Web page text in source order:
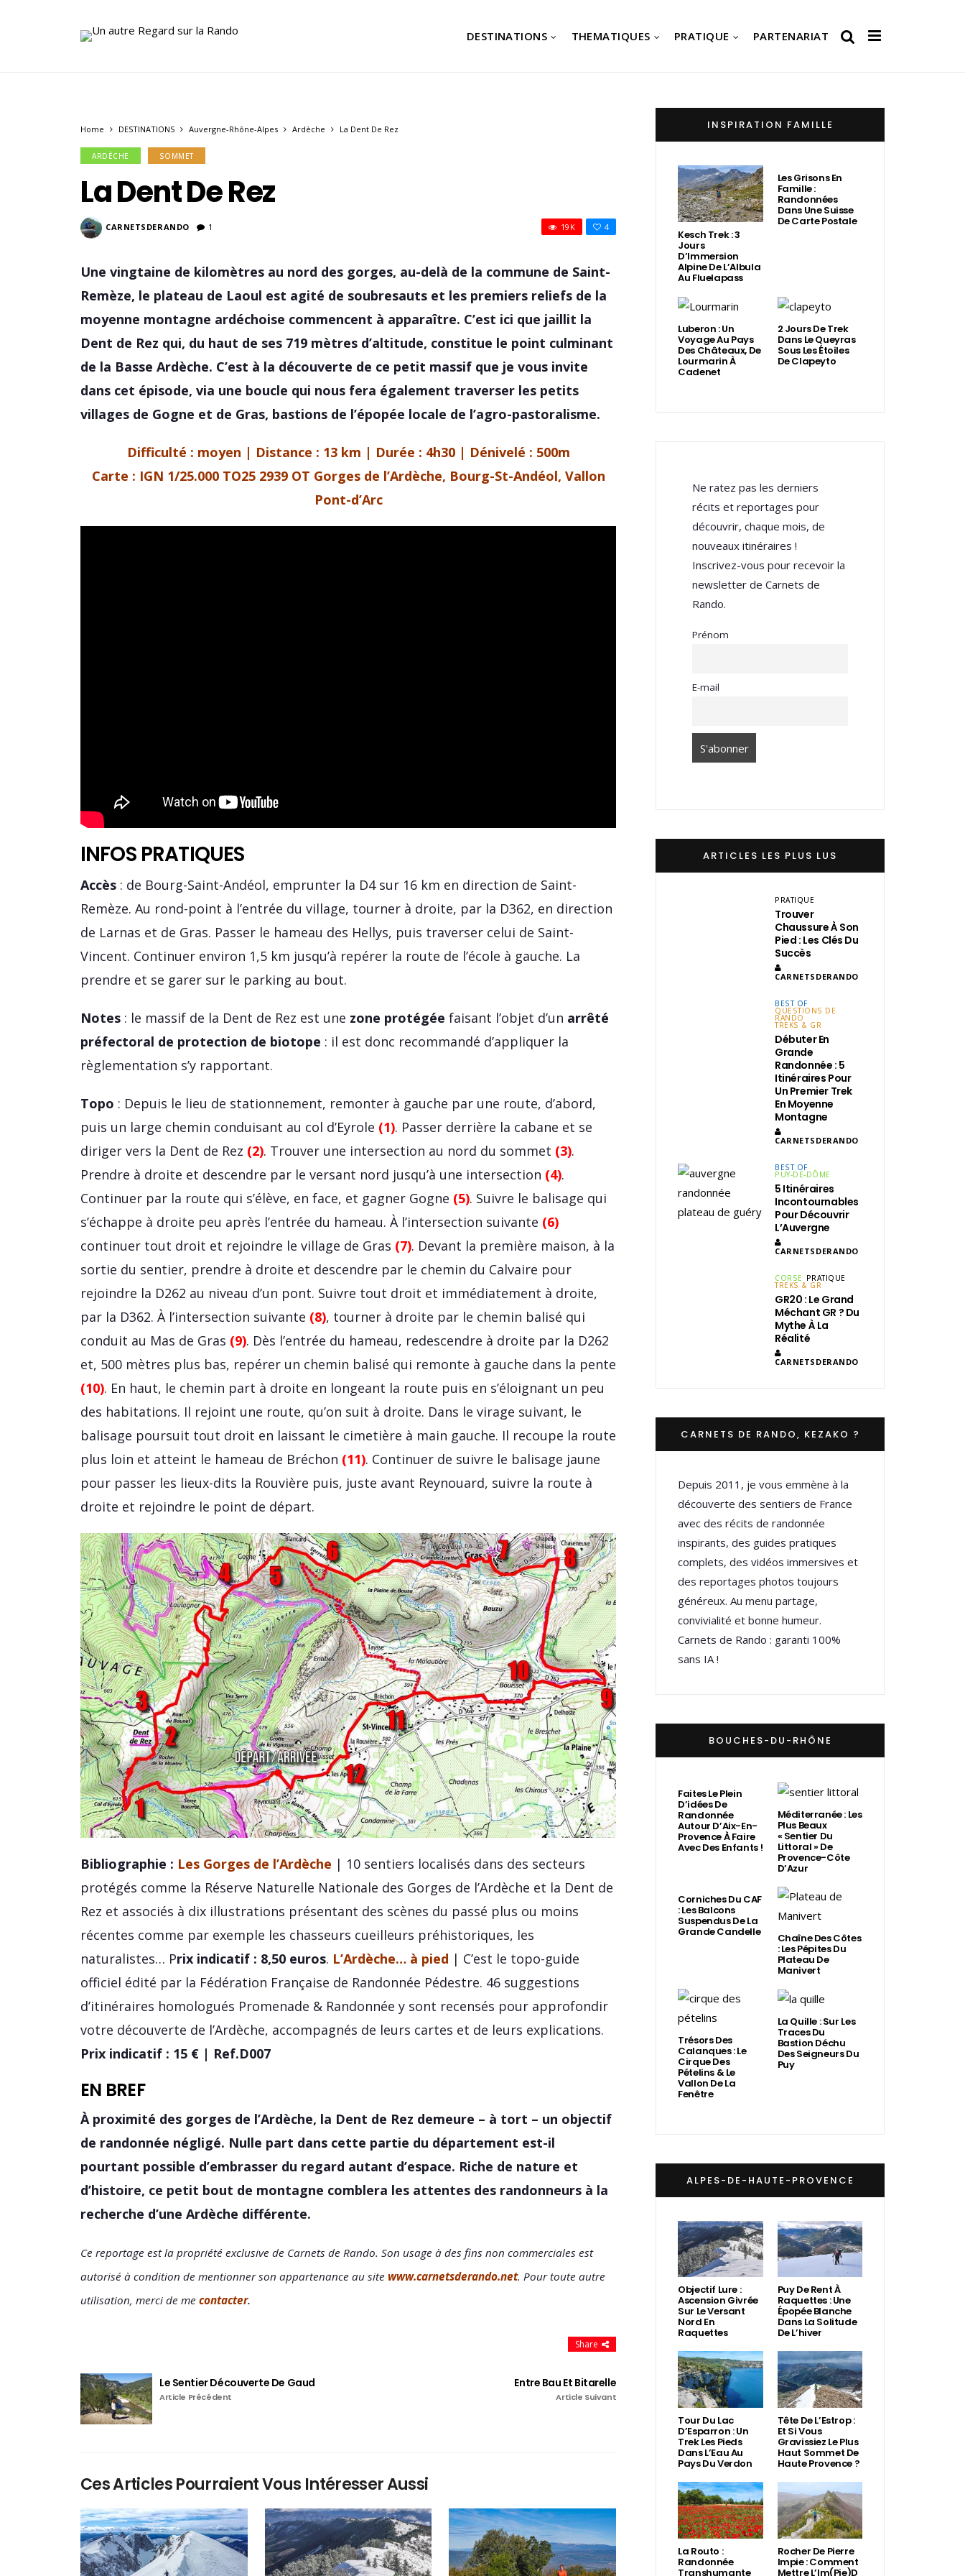
DESTINATIONS THEMATIQUES PRATIQUE PARTENARIAT
Home DESTINATIONS Auvergne-Rhône-Alpes Ardèche La Dent De Rez
ARDÈCHE SOMMET
La Dent De Rez
CARNETSDERANDO 1 4
19K
Une vingtaine de kilomètres au nord des gorges, au-delà de la commune de Saint-
Remèze, le plateau de Laoul est agité de soubresauts et les premiers reliefs de la
moyenne montagne ardéchoise commencent à apparaître. C’est ici que jaillit la
Dent de Rez qui, du haut de ses 719 mètres d’altitude, constitue le point culminant
de la Basse Ardèche. C’est à la découverte de ce petit massif que je vous invite
dans cet épisode, via une boucle qui nous fera également traverser les petits
villages de Gogne et de Gras, bastions de l’épopée locale de l’agro-pastoralisme.
Difficulté : moyen | Distance : 13 km | Durée : 4h30 | Dénivelé : 500m
Carte : IGN 1/25.000 TO25 2939 OT Gorges de l’Ardèche, Bourg-St-Andéol, Vallon
Pont-d’Arc
INFOS PRATIQUES
Accès : de Bourg-Saint-Andéol, emprunter la D4 sur 16 km en direction de Saint-
Remèze. Au rond-point à l’entrée du village, tourner à droite, par la D362, en direction
de Larnas et de Gras. Passer le hameau des Hellys, puis traverser celui de Saint-
Vincent. Continuer environ 1,5 km jusqu’à repérer la route de l’école à gauche. La
prendre et se garer sur le parking au bout.
Notes : le massif de la Dent de Rez est une zone protégée faisant l’objet d’un arrêté
préfectoral de protection de biotope : il est donc recommandé d’appliquer la
règlementation s’y rapportant.
Topo : Depuis le lieu de stationnement, remonter à gauche par une route, d’abord,
puis un large chemin conduisant au col d’Eyrole (1). Passer derrière la cabane et se
diriger vers la Dent de Rez (2). Trouver une intersection au nord du sommet (3).
Prendre à droite et descendre par le versant nord jusqu’à une intersection (4).
Continuer par la route qui s’élève, en face, et gagner Gogne (5). Suivre le balisage qui
s’échappe à droite peu après l’entrée du hameau. À l’intersection suivante (6)
continuer tout droit et rejoindre le village de Gras (7). Devant la première maison, à la
sortie du sentier, prendre à droite et descendre par le chemin du Calvaire pour
rejoindre la D262 au niveau d’un pont. Suivre tout droit et immédiatement à droite,
par la D362. À l’intersection suivante (8), tourner à droite par le chemin balisé qui
conduit au Mas de Gras (9). Dès l’entrée du hameau, redescendre à droite par la D262
et, 500 mètres plus bas, repérer un chemin balisé qui remonte à gauche dans la pente
(10). En haut, le chemin part à droite en longeant la route puis en s’éloignant un peu
des habitations. Il rejoint une route, qu’on suit à droite. Dans le virage suivant, le
balisage poursuit tout droit en laissant le cimetière à main gauche. Il recoupe la route
plus loin et atteint le hameau de Bréchon (11). Continuer de suivre le balisage jaune
pour passer les lieux-dits la Rouvière puis, juste avant Reynouard, suivre la route à
droite et rejoindre le point de départ.
Bibliographie : Les Gorges de l’Ardèche | 10 sentiers localisés dans des secteurs
protégés comme la Réserve Naturelle Nationale des Gorges de l’Ardèche et la Dent de
Rez et associés à dix illustrations présentant des scènes du passé plus ou moins
récentes comme par exemple les chasseurs cueilleurs préhistoriques, les
naturalistes… Prix indicatif : 8,50 euros. L’Ardèche… à pied | C’est le topo-guide
officiel édité par la Fédération Française de Randonnée Pédestre. 46 suggestions
d’itinéraires homologués Promenade & Randonnée y sont recensés pour approfondir
votre découverte de l’Ardèche, accompagnés de leurs cartes et de leurs explications.
Prix indicatif : 15 € | Ref.D007
EN BREF
À proximité des gorges de l’Ardèche, la Dent de Rez demeure – à tort – un objectif
de randonnée négligé. Nulle part dans cette partie du département est-il
pourtant possible d’embrasser du regard autant d’espace. Riche de nature et
d’histoire, ce petit bout de montagne comblera les attentes des randonneurs à la
recherche d’une Ardèche différente.
Ce reportage est la propriété exclusive de Carnets de Rando. Son usage à des fins non commerciales est
autorisé à condition de mentionner son appartenance au site www.carnetsderando.net. Pour toute autre
utilisation, merci de me contacter.
Share
Le Sentier Découverte De Gaud
Article Précédent
Entre Bau Et Bitarelle
Article Suivant
Ces Articles Pourraient Vous Intéresser Aussi
INSPIRATION FAMILLE
Kesch Trek : 3
Jours
D’Immersion
Alpine De L’Albula
Au Fluelapass
Les Grisons En
Famille :
Randonnées
Dans Une Suisse
De Carte Postale
Luberon : Un
Voyage Au Pays
Des Châteaux, De
Lourmarin À
Cadenet
2 Jours De Trek
Dans Le Queyras
Sous Les Étoiles
De Clapeyto
Ne ratez pas les derniers
récits et reportages pour
découvrir, chaque mois, de
nouveaux itinéraires !
Inscrivez-vous pour recevoir la
newsletter de Carnets de
Rando.
Prénom
E-mail
ARTICLES LES PLUS LUS
PRATIQUE
Trouver
Chaussure À Son
Pied : Les Clés Du
Succès
CARNETSDERANDO
BEST OF
QUESTIONS DE
RANDO
TREKS & GR
Débuter En
Grande
Randonnée : 5
Itinéraires Pour
Un Premier Trek
En Moyenne
Montagne
CARNETSDERANDO
BEST OF
PUY-DE-DÔME
5 Itinéraires
Incontournables
Pour Découvrir
L’Auvergne
CARNETSDERANDO
CORSE PRATIQUE
TREKS & GR
GR20 : Le Grand
Méchant GR ? Du
Mythe À La
Réalité
CARNETSDERANDO
CARNETS DE RANDO, KEZAKO ?
Depuis 2011, je vous emmène à la
découverte des sentiers de France
avec des récits de randonnée
inspirants, des guides pratiques
complets, des vidéos immersives et
des reportages photos toujours
généreux. Au menu partage,
convivialité et bonne humeur.
Carnets de Rando : garanti 100%
sans IA !
BOUCHES-DU-RHÔNE
Faites Le Plein
D’idées De
Randonnée
Autour D’Aix-En-
Provence À Faire
Avec Des Enfants !
Méditerranée : Les
Plus Beaux
« Sentier Du
Littoral » De
Provence-Côte
D’Azur
Corniches Du CAF
: Les Balcons
Suspendus De La
Grande Candelle Chaîne Des Côtes
: Les Pépites Du
Plateau De
Manivert
Trésors Des
Calanques : Le
Cirque Des
Pételins & Le
Vallon De La
Fenêtre
La Quille : Sur Les
Traces Du
Bastion Déchu
Des Seigneurs Du
Puy
ALPES-DE-HAUTE-PROVENCE
Objectif Lure :
Ascension Givrée
Sur Le Versant
Nord En
Raquettes
Puy De Rent À
Raquettes : Une
Épopée Blanche
Dans La Solitude
De L’hiver
Tour Du Lac
D’Esparron : Un
Trek Les Pieds
Dans L’Eau Au
Pays Du Verdon
Tête De L’Estrop :
Et Si Vous
Gravissiez Le Plus
Haut Sommet De
Haute Provence ?
La Routo :
Randonnée
Transhumante
Rocher De Pierre
Impie : Comment
Mettre L’Im(Pie)d